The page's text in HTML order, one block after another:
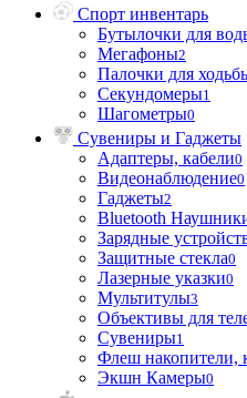
Спорт инвентарь
Бутылочки для
Мегафоны2
Палочки для
Секундомеры1
Шагометры0
Сувениры и Гаджеты
Адаптеры, кабели0
Видеонаблюдение0
Гаджеты2
Bluetooth
Зарядные
Защитные стекла0
Лазерные указки0
Мультитулы3
Объективы для
Сувениры1
Флеш накопители,
Экшн Камеры0